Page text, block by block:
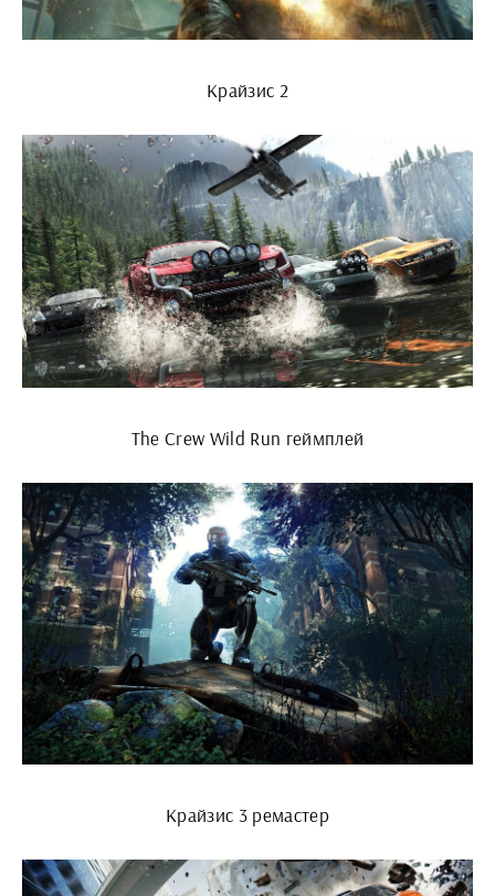
Крайзис 2
The Crew Wild Run геймплей
Крайзис 3 ремастер